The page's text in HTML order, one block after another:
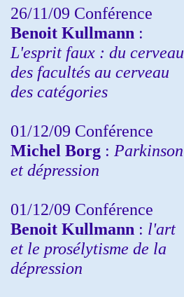
26/11/09 Conférence
Benoit Kullmann :
L'esprit faux : du cerveau
des facultés au cerveau
des catégories
01/12/09 Conférence
Michel Borg : Parkinson
et dépression
01/12/09 Conférence
Benoit Kullmann : l'art
et le prosélytisme de la
dépression